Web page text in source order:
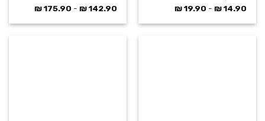
14.90
₪
-
19.90
₪
142.90
₪
-
175.90
₪